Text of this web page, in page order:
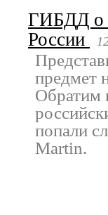
ГИБДД о
России
предмет
Обратим
попали
Martin.